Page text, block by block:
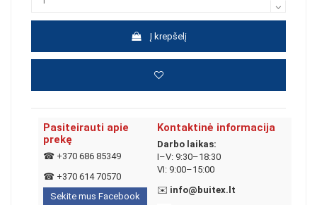
Į krepšelį
Pasiteirauti apie
prekę
☎ +370 686 85349
☎ +370 614 70570
Sekite mus Facebook
Kontaktinė informacija
Darbo laikas:
I–V: 9:30–18:30
VI: 9:00–15:00
✉️ info@buitex.lt